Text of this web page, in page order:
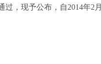
过，现予公布，自2014年2 月